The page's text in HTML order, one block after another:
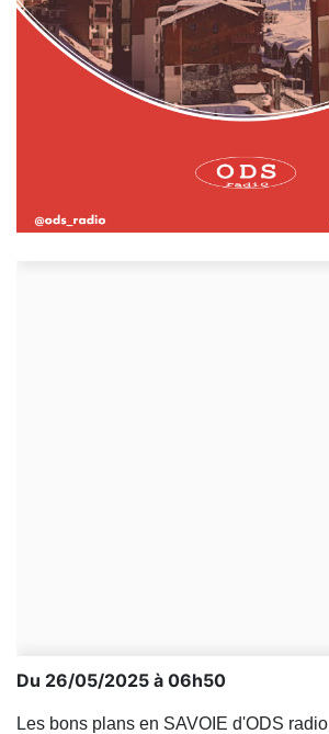
Du 26/05/2025 à 06h50
Les bons plans en SAVOIE d'ODS radio